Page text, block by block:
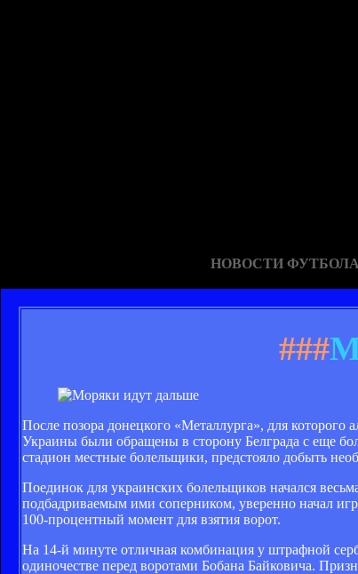
НОВОСТИ ФУТБОЛА
###
После позора донецкого «Металлурга», для
Украины были обращены в сторону Белграда с еще
стадион местные болельщики, предстояло добыть
Поединок для украинских болельщиков начался
подбадриваемым ими соперником, уверенно начал
100-процентный момент для взятия ворот.
На 14-й минуте отличная комбинация у штрафной
одиночестве перед воротами Бобана Байковича.